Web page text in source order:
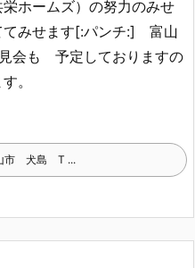
ホームズ）の努力のみせ
みせます[:パンチ:] 富山
も 予定しておりますの
。
市 犬島 T ...